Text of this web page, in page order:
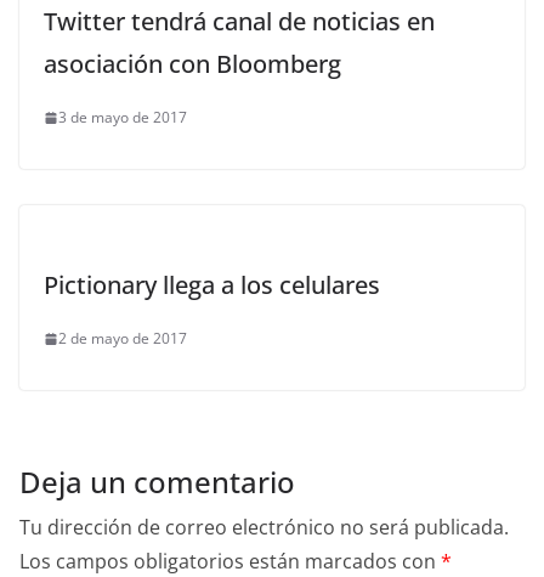
Twitter tendrá canal de noticias en
asociación con Bloomberg
3 de mayo de 2017
Pictionary llega a los celulares
2 de mayo de 2017
Deja un comentario
Tu dirección de correo electrónico no será publicada.
Los campos obligatorios están marcados con *